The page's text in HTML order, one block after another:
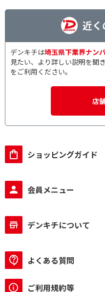
近く
デンキチは埼玉県下業界ナン
見たい、より詳しい説明を聞
をご利用ください。
店
ショッピングガイド
会員メニュー
デンキチについて
よくある質問
ご利用規約等